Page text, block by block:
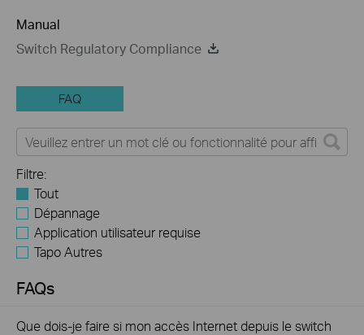
Manual
Switch Regulatory Compliance
FAQ
Filtre:
Tout
Dépannage
Application utilisateur requise
Tapo Autres
FAQs
Que dois-je faire si mon accès Internet depuis le switch